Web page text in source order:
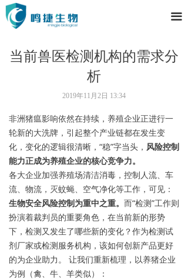
끀
当前兽医检测机构的需求分
析
非洲猪瘟影响依然在持续，养殖企业正进行一
轮新的大洗牌，引起整个产业链都在发生变
化，变化的逻辑很清晰，“稳”字当头， 风险控制
能力正成为养殖企业的核心竞争力。
各大企业加强养殖场清洁消毒，控制人流、车
流、物流，灭蚊蝇、空气净化等工作，可见：
生物安全风险控制为重中之重。 而“检测”工作则
扮演着裁判员的重要角色，在当前新的形势
下，检测又发生了哪些新的变化？作为检测试
剂厂家或检测服务机构，该如何创新产品更好
的为企业助力。 让我们重新梳理，以养猪企业
为例（禽、牛、羊类似）：
2019年11月2日 13:34